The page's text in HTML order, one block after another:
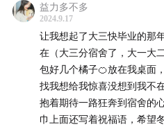
44:36 短篇漫画《小狐狸化形记
纪录片《如果国宝会说
ig@olivermuhl：让奶
纪录片《十三邀》
💡 欢迎加入我们的听友群
益力多不多
2024.9.17
让我想起了大三快毕业的那
在（大三分宿舍了，大一大
包好几个橘子🍊放在我桌面
找我想给我惊喜没想到我不
抱着期待一路狂奔到宿舍的
巾上面还写着祝福语，希望